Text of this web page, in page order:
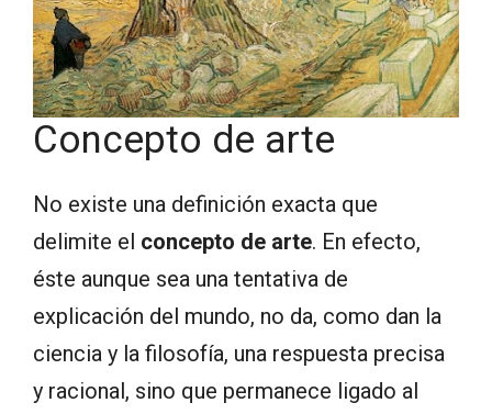
Concepto de arte
No existe una definición exacta que
delimite el concepto de arte. En efecto,
éste aunque sea una tentativa de
explicación del mundo, no da, como dan la
ciencia y la filosofía, una respuesta precisa
y racional, sino que permanece ligado al